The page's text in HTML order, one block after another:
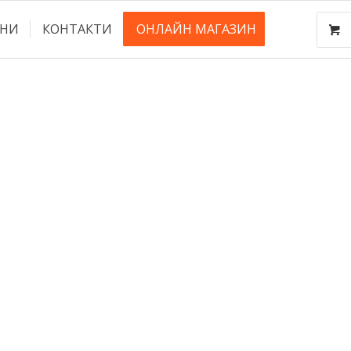
КОНТАКТИ ОНЛАЙН МАГАЗИН